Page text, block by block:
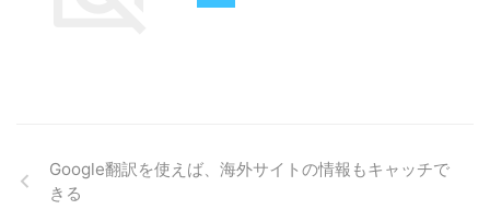
Google翻訳を使えば、海外サイトの情報もキャッチで
きる